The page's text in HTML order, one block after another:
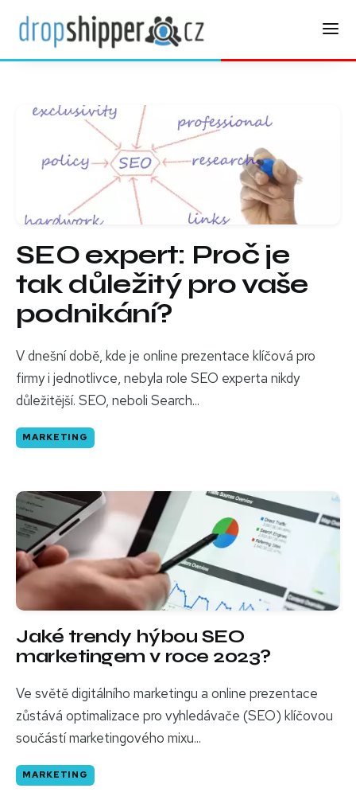
SEO expert: Proč je
tak důležitý pro vaše
podnikání?
V dnešní době, kde je online prezentace klíčová pro
firmy i jednotlivce, nebyla role SEO experta nikdy
důležitější. SEO, neboli Search...
MARKETING
Jaké trendy hýbou SEO
marketingem v roce 2023?
Ve světě digitálního marketingu a online prezentace
zůstává optimalizace pro vyhledávače (SEO) klíčovou
součástí marketingového mixu...
MARKETING